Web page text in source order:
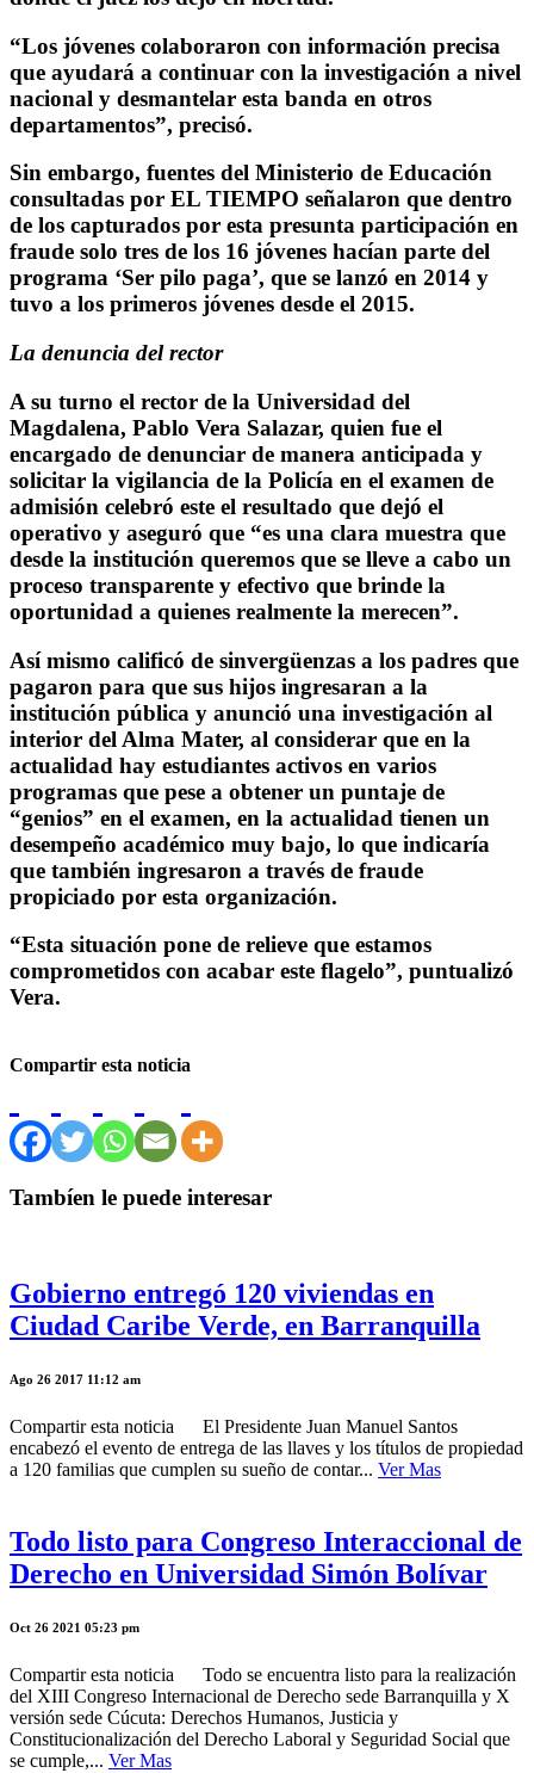
“Los jóvenes colaboraron con información precisa
que ayudará a continuar con la investigación a nivel
nacional y desmantelar esta banda en otros
departamentos”, precisó.
Sin embargo, fuentes del Ministerio de Educación
consultadas por EL TIEMPO señalaron que dentro
de los capturados por esta presunta participación en
fraude solo tres de los 16 jóvenes hacían parte del
programa ‘Ser pilo paga’, que se lanzó en 2014 y
tuvo a los primeros jóvenes desde el 2015.
La denuncia del rector
A su turno el rector de la Universidad del
Magdalena, Pablo Vera Salazar, quien fue el
encargado de denunciar de manera anticipada y
solicitar la vigilancia de la Policía en el examen de
admisión celebró este el resultado que dejó el
operativo y aseguró que “es una clara muestra que
desde la institución queremos que se lleve a cabo un
proceso transparente y efectivo que brinde la
oportunidad a quienes realmente la merecen”.
Así mismo calificó de sinvergüenzas a los padres que
pagaron para que sus hijos ingresaran a la
institución pública y anunció una investigación al
interior del Alma Mater, al considerar que en la
actualidad hay estudiantes activos en varios
programas que pese a obtener un puntaje de
“genios” en el examen, en la actualidad tienen un
desempeño académico muy bajo, lo que indicaría
que también ingresaron a través de fraude
propiciado por esta organización.
“Esta situación pone de relieve que estamos
comprometidos con acabar este flagelo”, puntualizó
Vera.
Compartir esta noticia
Tambíen le puede interesar
Gobierno entregó 120 viviendas en
Ciudad Caribe Verde, en Barranquilla
Ago 26 2017 11:12 am
Compartir esta noticia El Presidente Juan Manuel Santos
encabezó el evento de entrega de las llaves y los títulos de propiedad
a 120 familias que cumplen su sueño de contar... Ver Mas
Todo listo para Congreso Interaccional de
Derecho en Universidad Simón Bolívar
Oct 26 2021 05:23 pm
Compartir esta noticia Todo se encuentra listo para la realización
del XIII Congreso Internacional de Derecho sede Barranquilla y X
versión sede Cúcuta: Derechos Humanos, Justicia y
Constitucionalización del Derecho Laboral y Seguridad Social que
se cumple,... Ver Mas